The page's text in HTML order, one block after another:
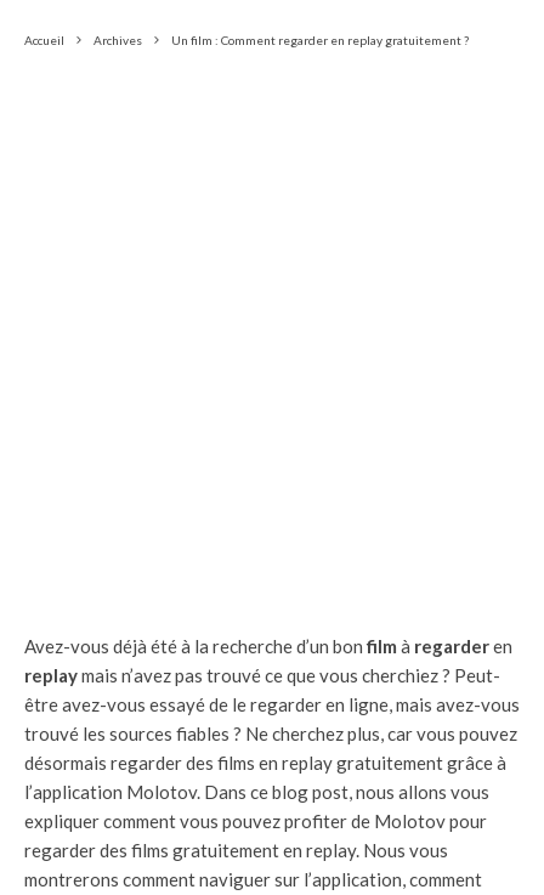
Accueil Archives Un film : Comment regarder en replay gratuitement ?
Avez-vous déjà été à la recherche d’un bonfilm à regarderen
replaymais n’avez pas trouvé ce que vous cherchiez ? Peut-
être avez-vous essayé de le regarder en ligne, mais avez-vous
trouvé les sources fiables ? Ne cherchez plus, car vous pouvez
désormais regarder des films en replay gratuitement grâce à
l’application Molotov. Dans ce blog post, nous allons vous
expliquer comment vous pouvez profiter de Molotov pour
regarder des films gratuitement en replay. Nous vous
montrerons comment naviguer sur l’application, comment